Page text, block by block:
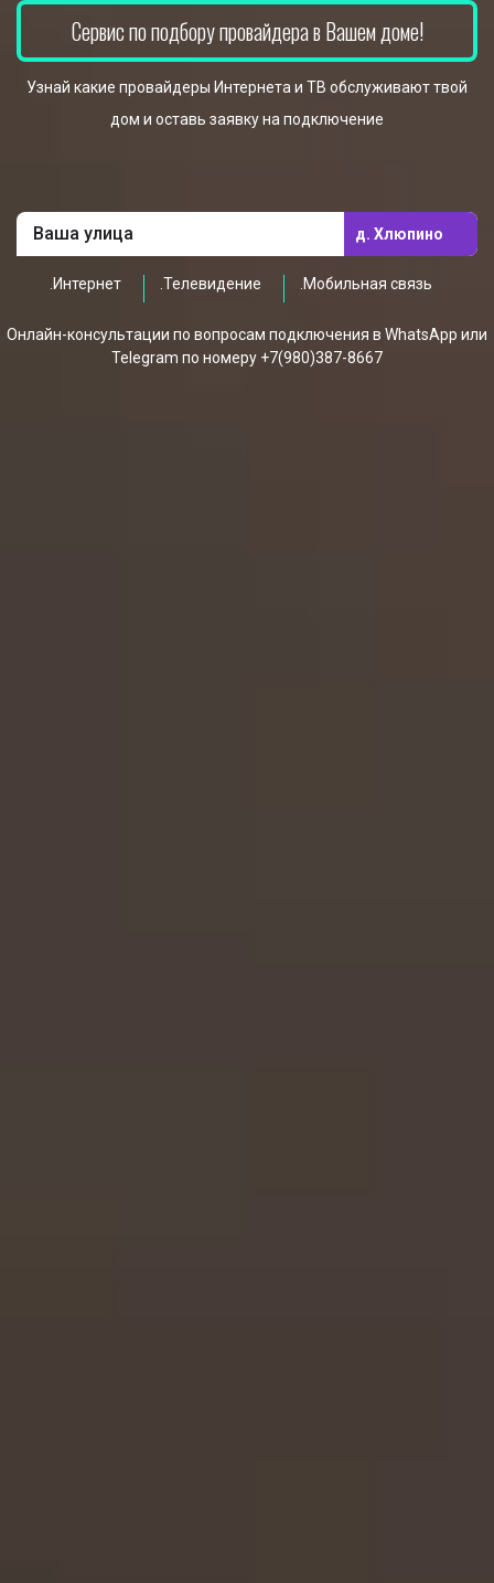
Сервис по подбору провайдера в Вашем доме!
Узнай какие провайдеры Интернета и ТВ обслуживают твой
дом и оставь заявку на подключение
д. Хлюпино
.Интернет .Телевидение .Мобильная связь
Онлайн-консультации по вопросам подключения в WhatsApp или
Telegram по номеру +7(980)387-8667